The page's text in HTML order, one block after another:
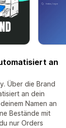
an
Über die Brand
an dein
Namen an
Bestände mit
nur Orders